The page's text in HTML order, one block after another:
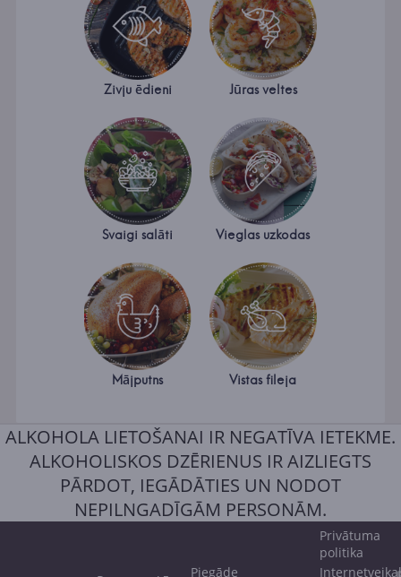
Zivju ēdieni Jūras veltes
Svaigi salāti Vieglas uzkodas
Mājputns Vistas fileja
ALKOHOLA LIETOŠANAI IR NEGATĪVA IETEKME.
ALKOHOLISKOS DZĒRIENUS IR AIZLIEGTS
PĀRDOT, IEGĀDĀTIES UN NODOT
NEPILNGADĪGĀM PERSONĀM.
Piegāde
Privātuma
politika